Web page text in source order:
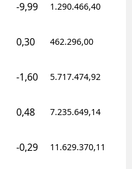
-9,99 1.290.466,40
0,30 462.296,00
-1,60 5.717.474,92
0,48 7.235.649,14
-0,29 11.629.370,11